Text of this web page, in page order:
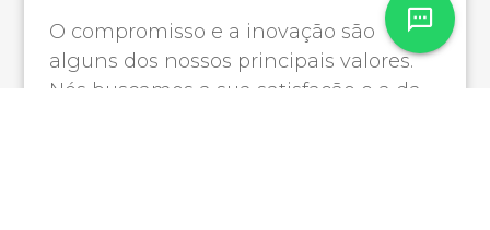
O compromisso e a inovação são
alguns dos nossos principais valores.
Nós buscamos a sua satisfação e a da